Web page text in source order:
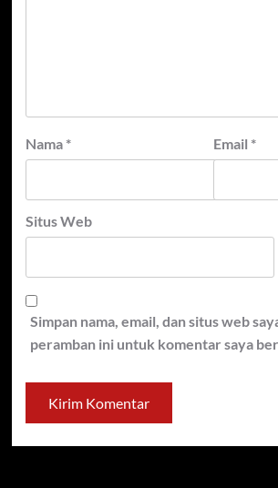
Nama * Email *
Situs Web
Simpan nama, email, dan situs web
peramban ini untuk komentar saya